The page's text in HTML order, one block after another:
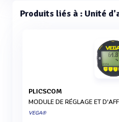
Produits liés à : Unité
PLICSCOM
MODULE DE RÉGLAGE ET
VEGA®